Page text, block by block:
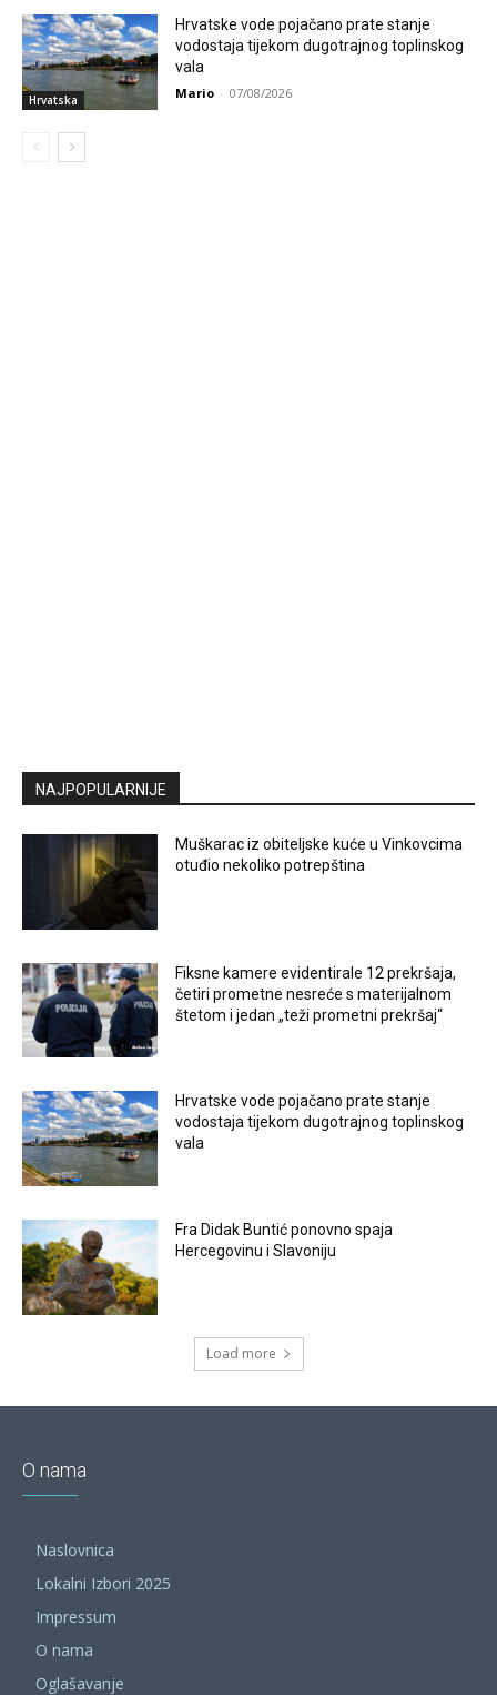
Hrvatska
Hrvatske vode pojačano prate stanje
vodostaja tijekom dugotrajnog toplinskog
vala
Mario - 07/08/2026
NAJPOPULARNIJE
Muškarac iz obiteljske kuće u Vinkovcima
otuđio nekoliko potrepština
Fiksne kamere evidentirale 12 prekršaja,
četiri prometne nesreće s materijalnom
štetom i jedan „teži prometni prekršaj“
Hrvatske vode pojačano prate stanje
vodostaja tijekom dugotrajnog toplinskog
vala
Fra Didak Buntić ponovno spaja
Hercegovinu i Slavoniju
Load more
O nama
Naslovnica
Lokalni Izbori 2025
Impressum
O nama
Oglašavanje